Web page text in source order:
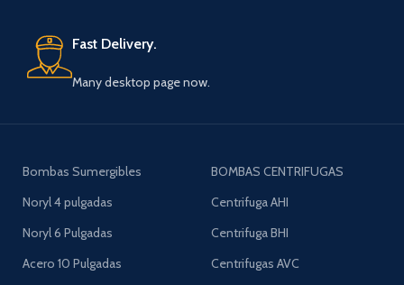
Fast Delivery.
Many desktop page now.
Bombas Sumergibles
Noryl 4 pulgadas
Noryl 6 Pulgadas
Acero 10 Pulgadas
BOMBAS CENTRIFUGAS
Centrifuga AHI
Centrifuga BHI
Centrifugas AVC